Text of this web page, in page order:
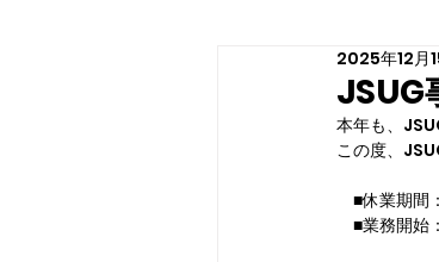
2024年イベント
2021年スケジュール
2025年12月
本年も、
この度、
■休業期間
■業務開始